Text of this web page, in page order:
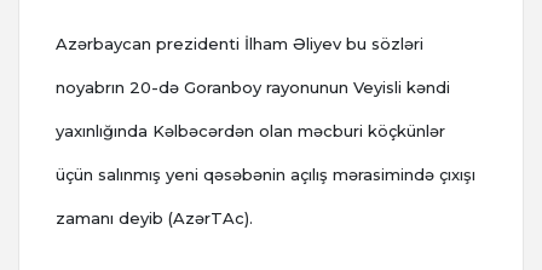
Azərbaycan prezidenti İlham Əliyev bu sözləri
noyabrın 20-də Goranboy rayonunun Veyisli kəndi
yaxınlığında Kəlbəcərdən olan məcburi köçkünlər
üçün salınmış yeni qəsəbənin açılış mərasimində çıxışı
zamanı deyib (AzərTAc).